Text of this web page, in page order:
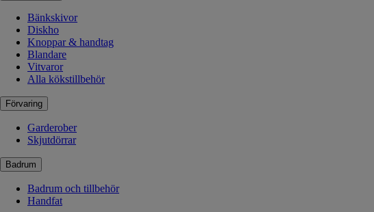
Bänkskivor
Diskho
Knoppar & handtag
Blandare
Vitvaror
Alla kökstillbehör
Förvaring
Garderober
Skjutdörrar
Badrum
Badrum och tillbehör
Handfat